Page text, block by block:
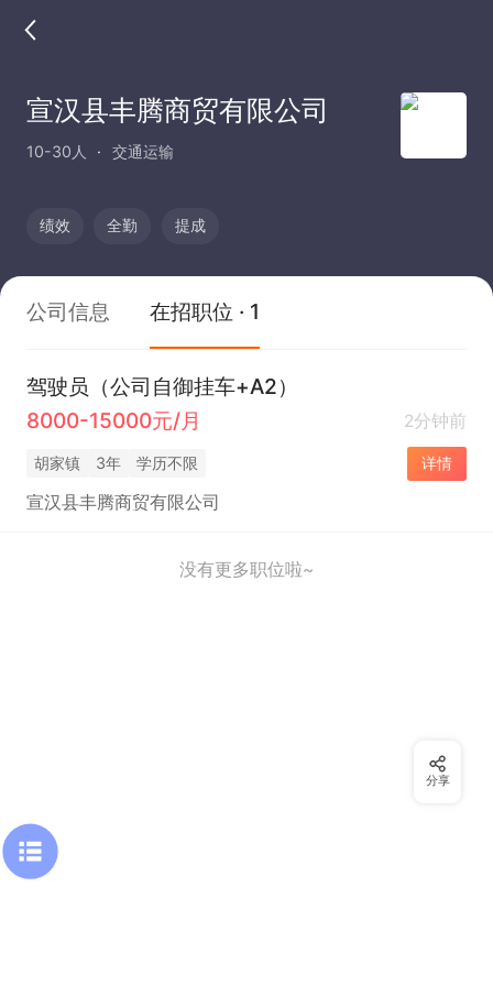
宣汉县丰腾商贸有限公司
10-30人 交通运输
绩效 全勤 提成
公司信息 在招职位 · 1
驾驶员（公司自御挂车+A2）
8000-15000元/月
2分钟前
胡家镇 3年 学历不限 详情
宣汉县丰腾商贸有限公司
没有更多职位啦~
分享